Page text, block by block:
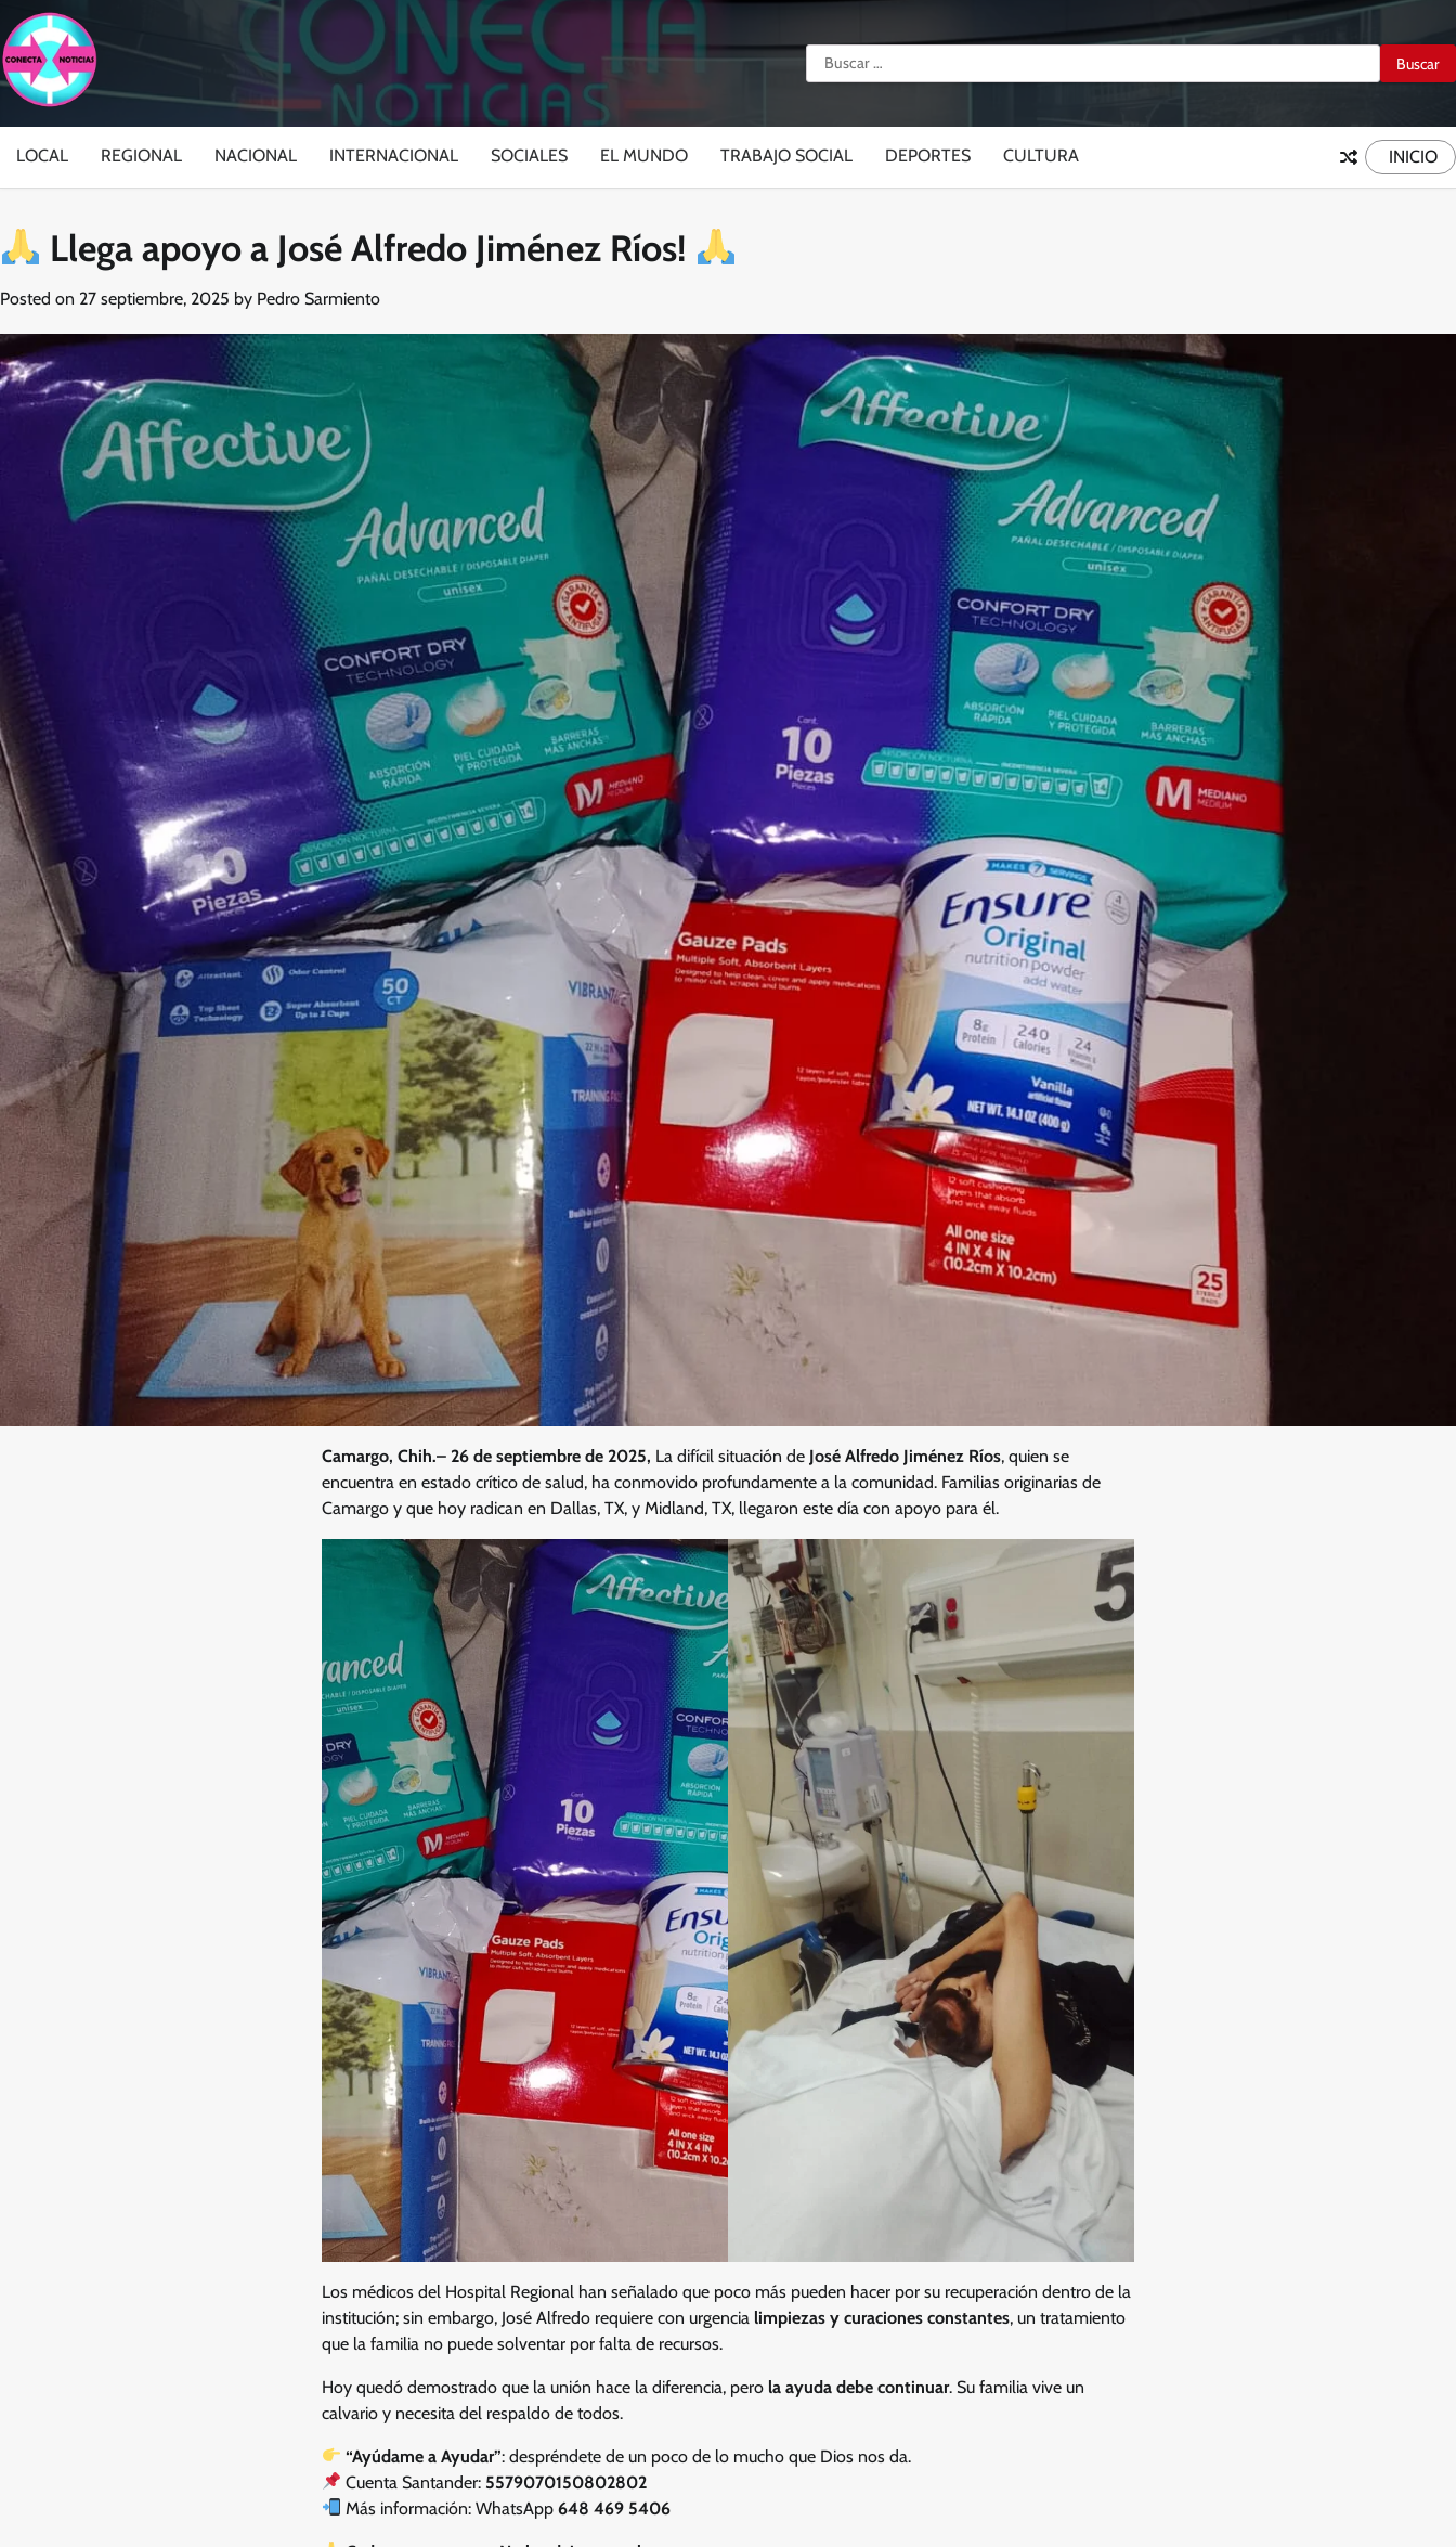
to
content
Buscar:
LOCAL REGIONAL NACIONAL INTERNACIONAL SOCIALES EL MUNDO TRABAJO SOCIAL DEPORTES CULTURA INICIO
Llega apoyo a José Alfredo Jiménez Ríos!
Posted on 27 septiembre, 2025 by Pedro Sarmiento
Camargo, Chih.– 26 de septiembre de 2025, La difícil situación de José Alfredo Jiménez Ríos, quien se
encuentra en estado crítico de salud, ha conmovido profundamente a la comunidad. Familias originarias de
Camargo y que hoy radican en Dallas, TX, y Midland, TX, llegaron este día con apoyo para él.
Los médicos del Hospital Regional han señalado que poco más pueden hacer por su recuperación dentro de la
institución; sin embargo, José Alfredo requiere con urgencia limpiezas y curaciones constantes, un tratamiento
que la familia no puede solventar por falta de recursos.
Hoy quedó demostrado que la unión hace la diferencia, pero la ayuda debe continuar. Su familia vive un
calvario y necesita del respaldo de todos.
“Ayúdame a Ayudar”: despréndete de un poco de lo mucho que Dios nos da.
Cuenta Santander: 5579070150802802
Más información: WhatsApp648 469 5406